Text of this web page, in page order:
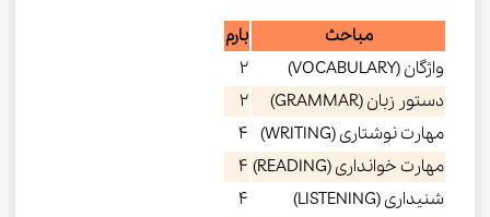
مباحث
بارم
واژگان (VOCABULARY)
2
دستور زبان (GRAMMAR)
2
مهارت نوشتاری (WRITING)
4
مهارت خوانداری (READING)
4
شنیداری (LISTENING)
4